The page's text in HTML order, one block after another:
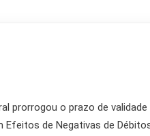
prorrogou o prazo de
de Negativas de